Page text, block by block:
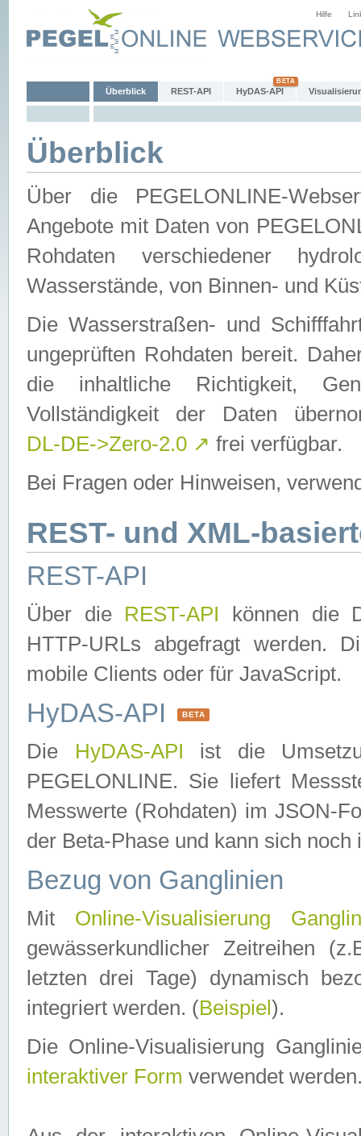
Hilfe
Überblick REST-API HyDAS-API
Überblick
Über die PEGELONLINE-
Angebote mit Daten von
Rohdaten verschiedener
Wasserstände, von Binnen- und
Die Wasserstraßen- und
ungeprüften Rohdaten bereit.
die inhaltliche Richtigkeit,
Vollständigkeit der Daten
DL-DE->Zero-2.0 ↗ frei verfügbar.
Bei Fragen oder Hinweisen,
REST- und XML-
REST-API
Über die REST-API können die
HTTP-URLs abgefragt werden.
mobile Clients oder für JavaScript.
HyDAS-API BETA
Die HyDAS-API ist die
PEGELONLINE. Sie liefert
Messwerte (Rohdaten) im JSON-
der Beta-Phase und kann sich noch
Bezug von Ganglinien
Mit Online-Visualisierung
gewässerkundlicher Zeitreihen
letzten drei Tage) dynamisch
integriert werden. (Beispiel ).
Die Online-Visualisierung
interaktiver Form verwendet